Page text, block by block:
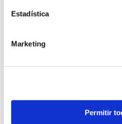
Estadística
Marketing
Permitir
21 abril 2022